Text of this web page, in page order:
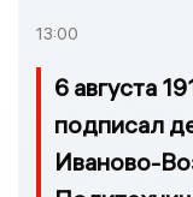
13:00
6 августа
подписал
Иваново-